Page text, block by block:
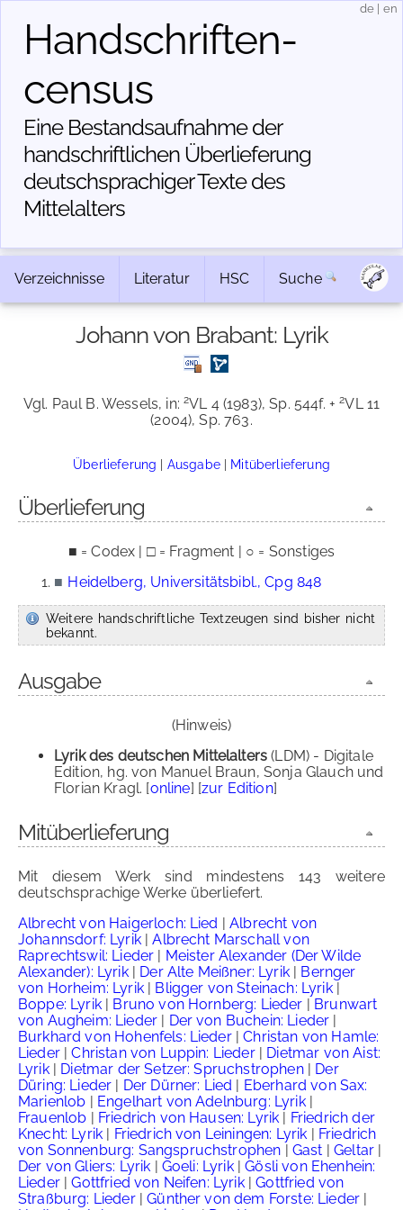
Handschriften­
census
Eine Bestandsaufnahme der
handschriftlichen Über­lieferung
deutschsprachiger Texte des
Mittelalters
de en
Verzeichnisse Literatur HSC Suche
Johann von Brabant: Lyrik
Vgl. Paul B. Wessels, in: 2VL 4 (1983), Sp. 544f. +2VL 11
(2004), Sp. 763.
Überlieferung | Ausgabe| Mitüberlieferung
Überlieferung
■ = Codex | □ = Fragment | ○ = Sonstiges
■ Heidelberg, Universitätsbibl., Cpg 848
Weitere handschriftliche Textzeugen sind bisher nicht
bekannt.
Ausgabe
(Hinweis)
Lyrik des deutschen Mittelalters (LDM) - Digitale
Edition, hg. von Manuel Braun, Sonja Glauch und
Florian Kragl. [online] [zur Edition]
Mitüberlieferung
Mit diesem Werk sind mindestens 143 weitere
deutschsprachige Werke überliefert.
Albrecht von Haigerloch: Lied |Albrecht von
Johannsdorf: Lyrik|Albrecht Marschall von
Raprechtswil: Lieder | Meister Alexander (Der Wilde
Alexander): Lyrik| Der Alte Meißner: Lyrik| Bernger
von Horheim: Lyrik| Bligger von Steinach: Lyrik|
Boppe: Lyrik| Bruno von Hornberg: Lieder | Brunwart
von Augheim: Lieder | Der von Buchein: Lieder |
Burkhard von Hohenfels: Lieder|Christan von Hamle:
Lieder|Christan von Luppin: Lieder| Dietmar von Aist:
Lyrik| Dietmar der Setzer: Spruchstrophen| Der
Düring: Lieder | Der Dürner: Lied | Eberhard von Sax:
Marienlob | Engelhart von Adelnburg: Lyrik|
Frauenlob | Friedrich von Hausen: Lyrik | Friedrich der
Knecht: Lyrik | Friedrich von Leiningen: Lyrik | Friedrich
von Sonnenburg: Sangspruchstrophen | Gast |Geltar |
Der von Gliers: Lyrik | Goeli: Lyrik|Gösli von Ehenhein:
Lieder|Gottfried von Neifen: Lyrik|Gottfried von
Straßburg: Lieder|Günther von dem Forste: Lieder |